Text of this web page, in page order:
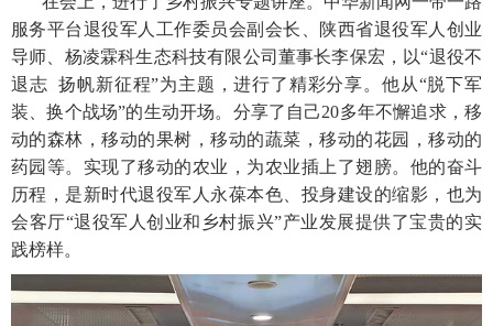
服务平台退役军人工作委员会副会长、陕西省退役军人创业
导师、杨凌霖科生态科技有限公司董事长李保宏，以“退役不
退志 扬帆新征程”为主题，进行了精彩分享。他从“脱下军
装、换个战场”的生动开场。分享了自己20多年不懈追求，移
动的森林，移动的果树，移动的蔬菜，移动的花园，移动的
药园等。实现了移动的农业，为农业插上了翅膀。他的奋斗
历程，是新时代退役军人永葆本色、投身建设的缩影，也为
会客厅“退役军人创业和乡村振兴”产业发展提供了宝贵的实
践榜样。